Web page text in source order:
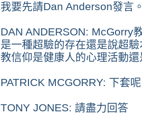
我要先請Dan Anderson發言
DAN ANDERSON: McGorry
是一種超驗的存在還是說超
教信仰是健康人的心理活動
PATRICK MCGORRY: 下套
TONY JONES: 請盡力回答